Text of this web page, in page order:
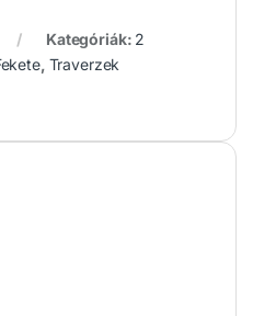
Kategóriák: 2
, Traverzek